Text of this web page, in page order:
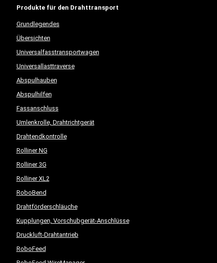
Produkte für den Drahttransport
Grundlegendes
Übersichten
Universalfasstransportwagen
Universallasttraverse
Abspulhauben
Abspulhilfen
Fassanschluss
Umlenkrolle, Drahtrichtgerät
Drahtendkontrolle
Rolliner NG
Rolliner 3G
Rolliner XL2
RoboBend
Drahtförderschläuche
Kupplungen, Vorschubgerät-Anschlüsse
Druckluft-Drahtantrieb
RoboFeed